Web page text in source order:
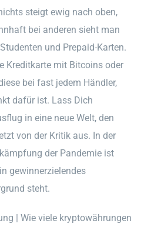
steigt ewig nach oben,
bei anderen sieht man
und Prepaid-Karten.
Kreditkarte mit Bitcoins oder
bei fast jedem Händler,
dafür ist. Lass Dich
in eine neue Welt, den
von der Kritik aus. In der
der Pandemie ist
gewinnerzielendes
steht.
| Wie viele kryptowährungen